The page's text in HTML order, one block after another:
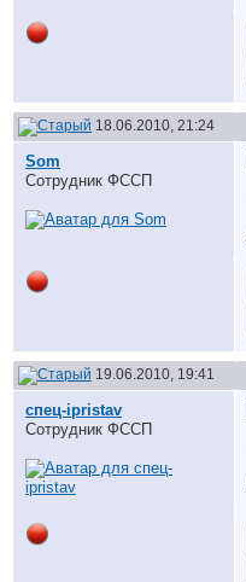
18.06.2010, 21:24
Som
Сотрудник ФССП
19.06.2010, 19:41
спец-ipristav
Сотрудник ФССП